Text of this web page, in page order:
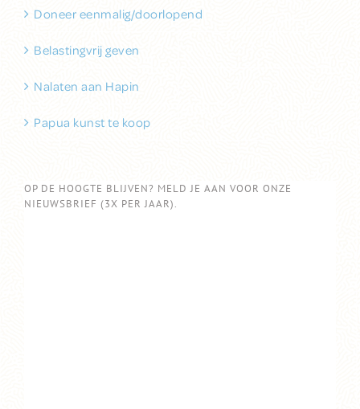
Doneer eenmalig/doorlopend
Belastingvrij geven
Nalaten aan Hapin
Papua kunst te koop
OP DE HOOGTE BLIJVEN? MELD JE AAN VOOR ONZE
NIEUWSBRIEF (3X PER JAAR).